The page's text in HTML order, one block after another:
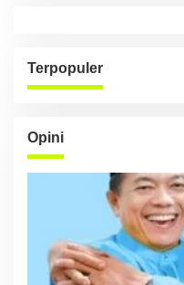
Terpopuler
Opini